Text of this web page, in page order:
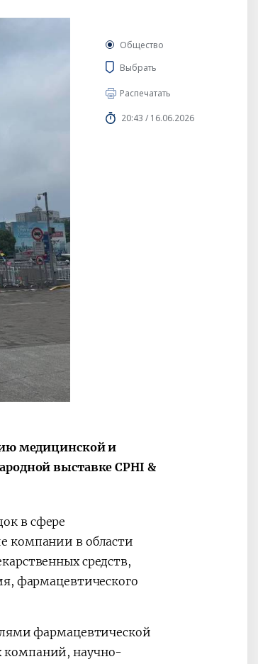
После визита
Президента…
Общество
Выбрать
Распечатать
20:43 / 16.06.2026
медицинской и
выставке CPHI &
в сфере
компании в области
средств,
фармацевтического
фармацевтической
компаний, научно-